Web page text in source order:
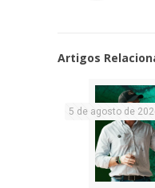
Artigos
5 de agosto de